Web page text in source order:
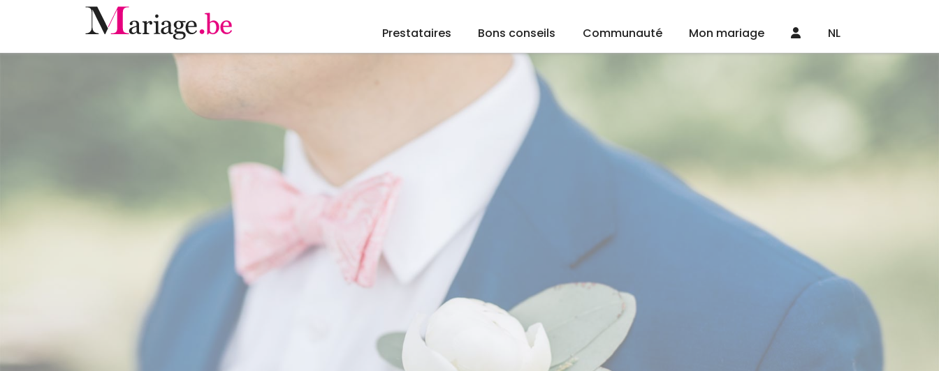
Prestataires Bons conseils Communauté Mon mariage NL